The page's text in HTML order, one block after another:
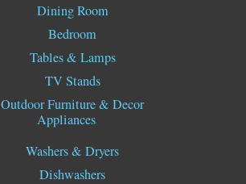
Dining Room
Bedroom
Tables & Lamps
TV Stands
Outdoor Furniture & Decor
Appliances
Washers & Dryers
Dishwashers